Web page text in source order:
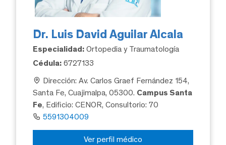
Dr. Luis David Aguilar Alcala
Especialidad: Ortopedia y Traumatología
Cédula: 6727133
Dirección: Av. Carlos Graef Fernández 154,
Santa Fe, Cuajimalpa, 05300. Campus Santa
Fe, Edificio: CENOR, Consultorio: 70
5591304009
Ver perfil médico